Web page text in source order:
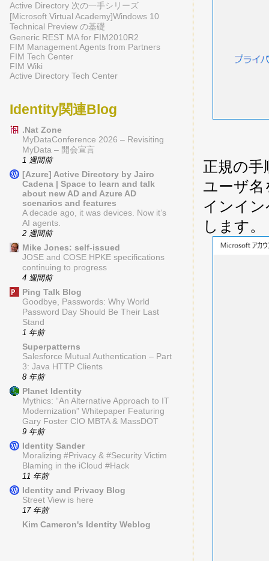
正規の手
ユーザ
インイ
します。
Active Directory 次の一手シリーズ
[Microsoft Virtual Academy]Windows 10
Technical Preview の基礎
Generic REST MA for FIM2010R2
FIM Management Agents from Partners
FIM Tech Center
FIM Wiki
Active Directory Tech Center
Identity関連Blog
.Nat Zone
MyDataConference 2026 – Revisiting
MyData – 開会宣言
1 週間前
[Azure] Active Directory by Jairo
Cadena | Space to learn and talk
about new AD and Azure AD
scenarios and features
A decade ago, it was devices. Now it’s
AI agents.
2 週間前
Mike Jones: self-issued
JOSE and COSE HPKE specifications
continuing to progress
4 週間前
Ping Talk Blog
Goodbye, Passwords: Why World
Password Day Should Be Their Last
Stand
1 年前
Superpatterns
Salesforce Mutual Authentication – Part
3: Java HTTP Clients
8 年前
Planet Identity
Mythics: “An Alternative Approach to IT
Modernization” Whitepaper Featuring
Gary Foster CIO MBTA & MassDOT
9 年前
Identity Sander
Moralizing #Privacy & #Security Victim
Blaming in the iCloud #Hack
11 年前
Identity and Privacy Blog
Street View is here
17 年前
Kim Cameron's Identity Weblog